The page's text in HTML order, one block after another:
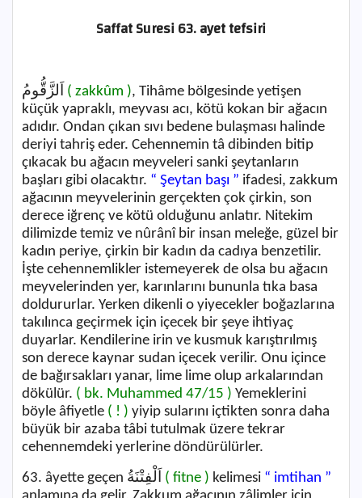
Saffat Suresi 63. ayet tefsiri
اَلزَّقُّومُ ( zakkûm ), Tihâme bölgesinde yetişen
küçük yapraklı, meyvası acı, kötü kokan bir ağacın
adıdır. Ondan çıkan sıvı bedene bulaşması halinde
deriyi tahriş eder. Cehennemin tâ dibinden bitip
çıkacak bu ağacın meyveleri sanki şeytanların
başları gibi olacaktır. “ Şeytan başı ” ifadesi, zakkum
ağacının meyvelerinin gerçekten çok çirkin, son
derece iğrenç ve kötü olduğunu anlatır. Nitekim
dilimizde temiz ve nûrânî bir insan meleğe, güzel bir
kadın periye, çirkin bir kadın da cadıya benzetilir.
İşte cehennemlikler istemeyerek de olsa bu ağacın
meyvelerinden yer, karınlarını bununla tıka basa
doldururlar. Yerken dikenli o yiyecekler boğazlarına
takılınca geçirmek için içecek bir şeye ihtiyaç
duyarlar. Kendilerine irin ve kusmuk karıştırılmış
son derece kaynar sudan içecek verilir. Onu içince
de bağırsakları yanar, lime lime olup arkalarından
dökülür. ( bk. Muhammed 47/15 ) Yemeklerini
böyle âfiyetle ( ! ) yiyip sularını içtikten sonra daha
büyük bir azaba tâbi tutulmak üzere tekrar
cehennemdeki yerlerine döndürülürler.
63. âyette geçen اَلْفِتْنَةُ ( fitne ) kelimesi “ imtihan ”